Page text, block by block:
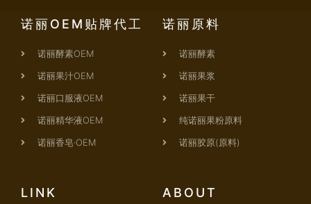
诺丽OEM贴牌代工
诺丽酵素OEM
诺丽果汁OEM
诺丽口服液OEM
诺丽精华液OEM
诺丽香皂·OEM
诺丽原料
诺丽酵素
诺丽果浆
诺丽果干
纯诺丽果粉原料
诺丽胶原(原料)
LINK ABOUT